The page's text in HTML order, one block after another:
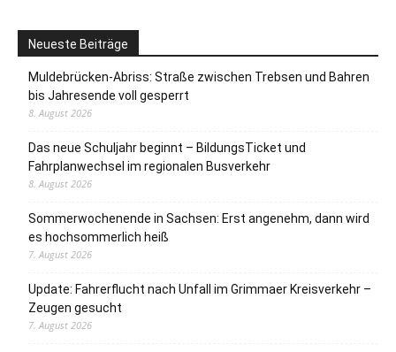
Neueste Beiträge
Muldebrücken-Abriss: Straße zwischen Trebsen und Bahren
bis Jahresende voll gesperrt
8. August 2026
Das neue Schuljahr beginnt – BildungsTicket und
Fahrplanwechsel im regionalen Busverkehr
8. August 2026
Sommerwochenende in Sachsen: Erst angenehm, dann wird
es hochsommerlich heiß
7. August 2026
Update: Fahrerflucht nach Unfall im Grimmaer Kreisverkehr –
Zeugen gesucht
7. August 2026